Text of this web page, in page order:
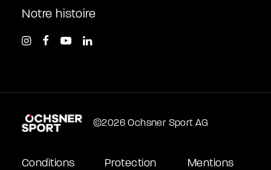
Notre histoire
©2026 Ochsner Sport AG
Conditions
Protection
Mentions